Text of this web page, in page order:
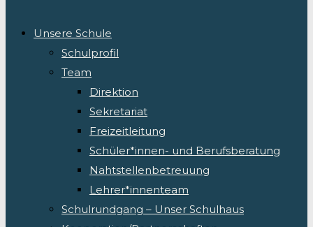
Unsere Schule
Schulprofil
Team
Direktion
Sekretariat
Freizeitleitung
Schüler*innen- und Berufsberatung
Nahtstellenbetreuung
Lehrer*innenteam
Schulrundgang – Unser Schulhaus